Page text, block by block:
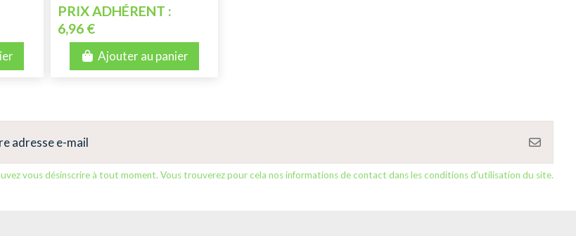
PRIX ADHÉRENT :
6,96 €
Ajouter au panier
vous désinscrire à tout moment. Vous trouverez pour cela nos informations de contact dans les conditions d'utilisation du site.